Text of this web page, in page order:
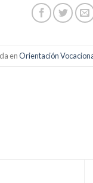
enOrientación